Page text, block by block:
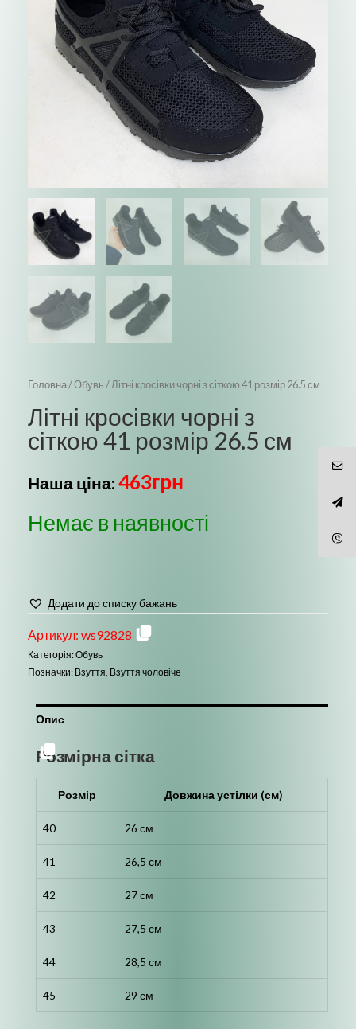
Головна/Обувь / Літні кросівки чорні з сіткою 41 розмір 26.5 см
Літні кросівки чорні з
сіткою 41 розмір 26.5 см
Наша ціна: 463грн
Немає в наявності
Додати до списку бажань
Артикул: ws92828
Категорія:Обувь
Позначки: Взуття, Взуття чоловіче
Опис
Розмірна сітка
Розмір Довжина устілки (см)
40 26 см
41 26,5 см
42 27 см
43 27,5 см
44 28,5 см
45 29 см